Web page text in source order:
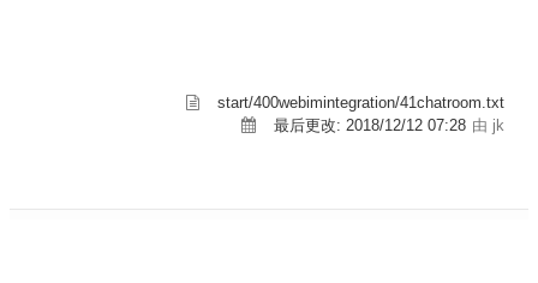
start/400webimintegration/41chatroom.txt
最后更改: 2018/12/12 07:28 由 jk